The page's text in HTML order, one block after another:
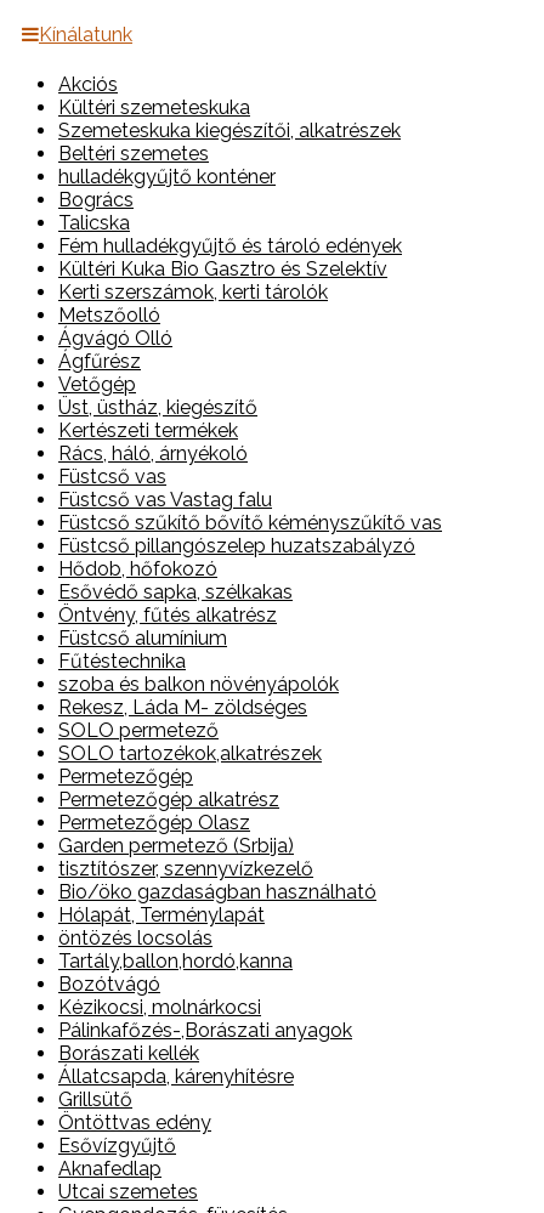
Kínálatunk
Akciós
Kültéri szemeteskuka
Szemeteskuka kiegészítői, alkatrészek
Beltéri szemetes
hulladékgyűjtő konténer
Bogrács
Talicska
Fém hulladékgyűjtő és tároló edények
Kültéri Kuka Bio Gasztro és Szelektív
Kerti szerszámok, kerti tárolók
Metszőolló
Ágvágó Olló
Ágfűrész
Vetőgép
Üst, üstház, kiegészítő
Kertészeti termékek
Rács, háló, árnyékoló
Füstcső vas
Füstcső vas Vastag falu
Füstcső szűkítő bővítő kéményszűkítő vas
Füstcső pillangószelep huzatszabályzó
Hődob, hőfokozó
Esővédő sapka, szélkakas
Öntvény, fűtés alkatrész
Füstcső alumínium
Fűtéstechnika
szoba és balkon növényápolók
Rekesz, Láda M- zöldséges
SOLO permetező
SOLO tartozékok,alkatrészek
Permetezőgép
Permetezőgép alkatrész
Permetezőgép Olasz
Garden permetező (Srbija)
tisztítószer, szennyvízkezelő
Bio/öko gazdaságban használható
Hólapát, Terménylapát
öntözés locsolás
Tartály,ballon,hordó,kanna
Bozótvágó
Kézikocsi, molnárkocsi
Pálinkafőzés-,Borászati anyagok
Borászati kellék
Állatcsapda, kárenyhítésre
Grillsütő
Öntöttvas edény
Esővízgyűjtő
Aknafedlap
Utcai szemetes